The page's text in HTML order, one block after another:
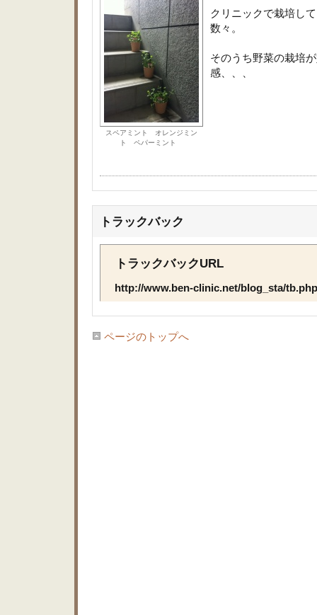
スペアミント オレンジミン
ト ペパーミント
クリニックで栽培し
数々。
そのうち野菜の栽培
感、、、
トラックバック
トラックバックURL
http://www.ben-clinic.net/blog_sta/
ページのトップへ